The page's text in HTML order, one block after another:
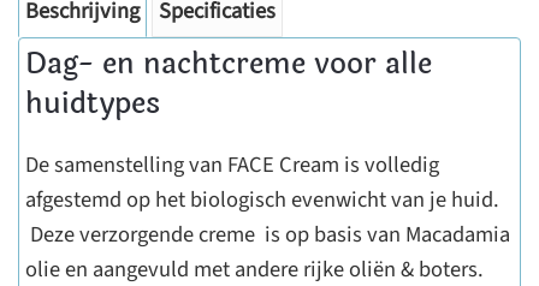
Beschrijving Specificaties
Dag- en nachtcreme voor alle
huidtypes
De samenstelling van FACE Cream is volledig
afgestemd op het biologisch evenwicht van je huid.
Deze verzorgende creme is op basis van Macadamia
olie en aangevuld met andere rijke oliën & boters.